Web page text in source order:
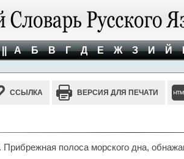
А Б В Г Д Е Ж З И Й
ССЫЛКА ВЕРСИЯ ДЛЯ ПЕЧАТИ
Прибрежная полоса морского дна,